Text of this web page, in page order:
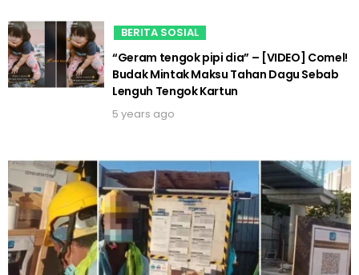
BERITA SOSIAL
“Geram tengok pipi dia” – [VIDEO] Comel!
Budak Mintak Maksu Tahan Dagu Sebab
Lenguh Tengok Kartun
5 years ago